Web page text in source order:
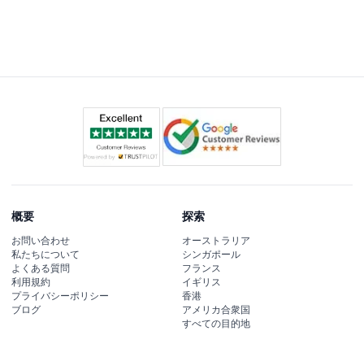
概要
お問い合わせ
私たちについて
よくある質問
利用規約
プライバシーポリシー
ブログ
探索
オーストラリア
シンガポール
フランス
イギリス
香港
アメリカ合衆国
すべての目的地